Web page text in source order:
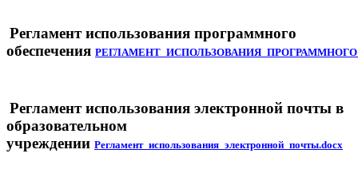
Регламент использования программного
обеспечения
Регламент использования электронной почты в
образовательном
учреждении Регламент_использования_электронной_почты.docx